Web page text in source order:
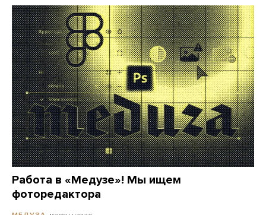
Работа в «Медузе»! Мы ищем
фоторедактора